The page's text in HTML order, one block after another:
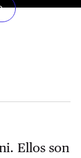
Ellos son